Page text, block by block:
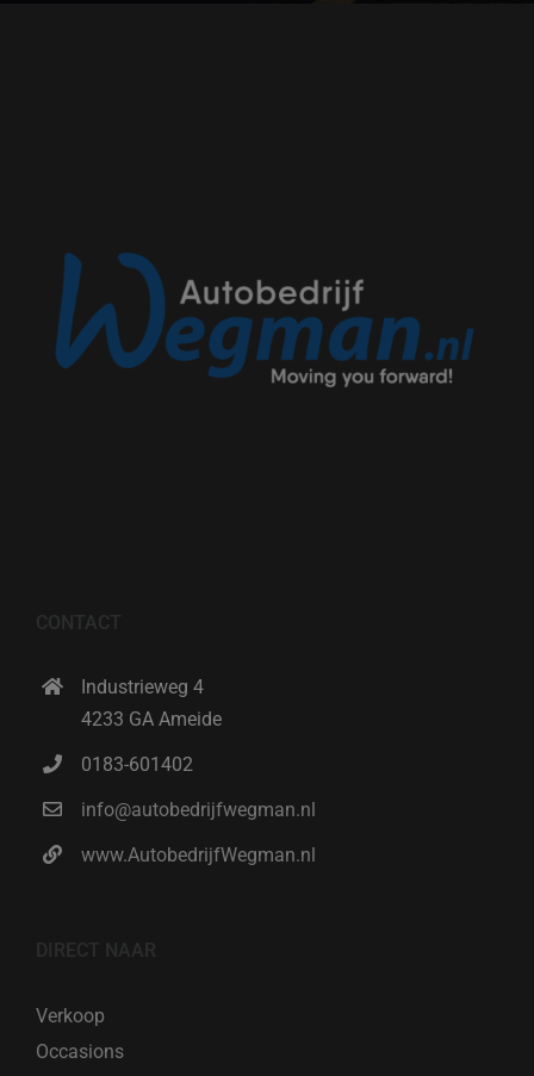
Industrieweg 4
4233 GA Ameide
0183-601402
info@autobedrijfwegman.nl
www.AutobedrijfWegman.nl
Verkoop
Occasions